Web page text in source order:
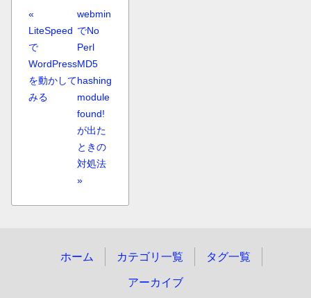
«
LiteSpeed
で
WordPress
を動かして
みる
webmin
でNo
Perl
MD5
hashing
module
found!
が出た
ときの
対処法
»
ホーム カテゴリ一覧 タグ一覧
アーカイブ